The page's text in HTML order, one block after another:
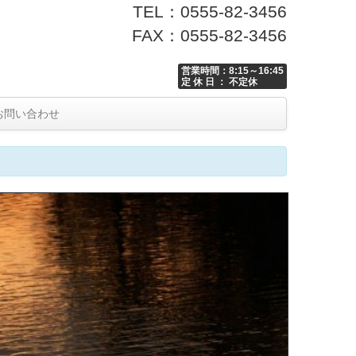
TEL：0555-82-3456
FAX：0555-82-3456
営業時間：8:15～16:45
定 休 日 ： 不定休
い合わせ